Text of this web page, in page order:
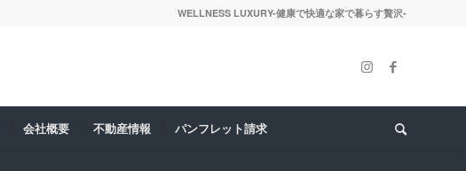
WELLNESS LUXURY-健康で快適な家で暮らす贅沢-
会社概要 不動産情報 パンフレット請求